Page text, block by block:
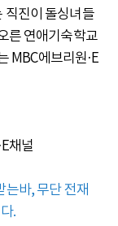
직진이 돌싱녀들
른 연애기숙학교
MBC에브리원·E
채널
바, 무단 전재
.